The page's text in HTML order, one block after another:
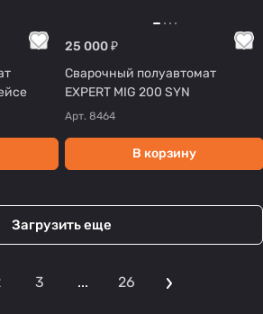
25 000 ₽
Сварочный полуавтомат
EXPERT MIG 200 SYN
Арт. 8464
В корзину
Загрузить еще
3 ... 26